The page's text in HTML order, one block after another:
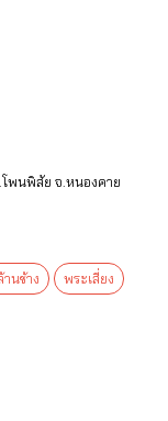
พนพิสัย จ.หนองคาย
นช้าง พระเสี่ยง